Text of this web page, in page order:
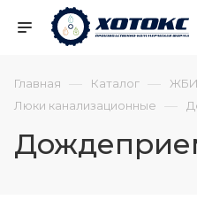
Главная — Каталог — ЖБИ
Люки канализационные —